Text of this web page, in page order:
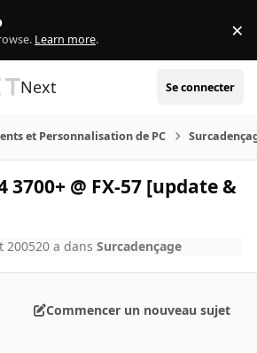
Learn more. ×
Next Se connecter
et Personnalisation de PC
3700+ @ FX-57 [update &
200520 a dansSurcadençage
Commencer un nouveau sujet